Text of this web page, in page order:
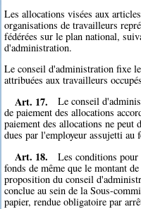
Les allocations visées aux
organisations de travailleurs
fédérées sur le plan national,
d'administration.
Le conseil d'administration fixe
attribuées aux travailleurs
Art. 17.
Le conseil
de paiement des allocations
paiement des allocations ne peut
dues par l'employeur assujetti au
Art. 18.
Les conditions pour
fonds de même que le montant
proposition du conseil
conclue au sein de la Sous-
papier, rendue obligatoire par